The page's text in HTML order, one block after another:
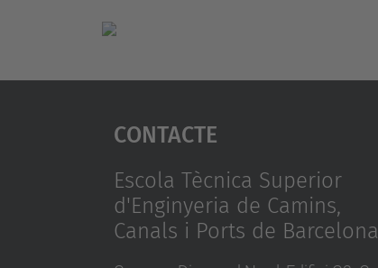
Contacte
Escola Tècnica Superior
d'Enginyeria de Camins,
Canals i Ports de Barcelona